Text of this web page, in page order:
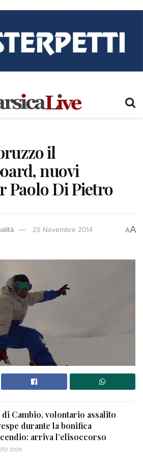
il
nuovi
Paolo Di Pietro
25 Novembre 2014 AA
di Cambio, volontario assalito
durante la bonifica
arriva l’elisoccorso
2026